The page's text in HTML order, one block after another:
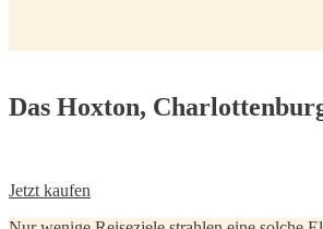
Das Hoxton,
Jetzt kaufen